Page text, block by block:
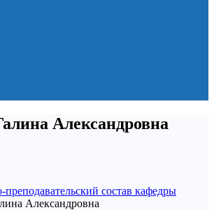
Александровна
преподавательский состав кафедры
Александровна